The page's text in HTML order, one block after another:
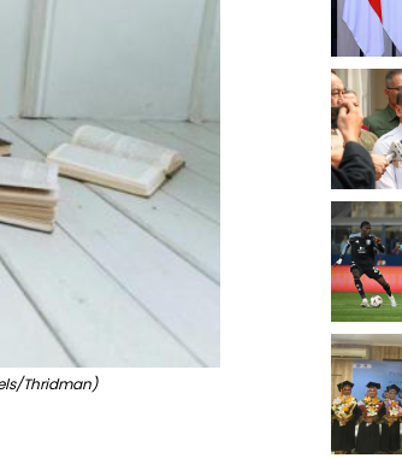
Thridman)